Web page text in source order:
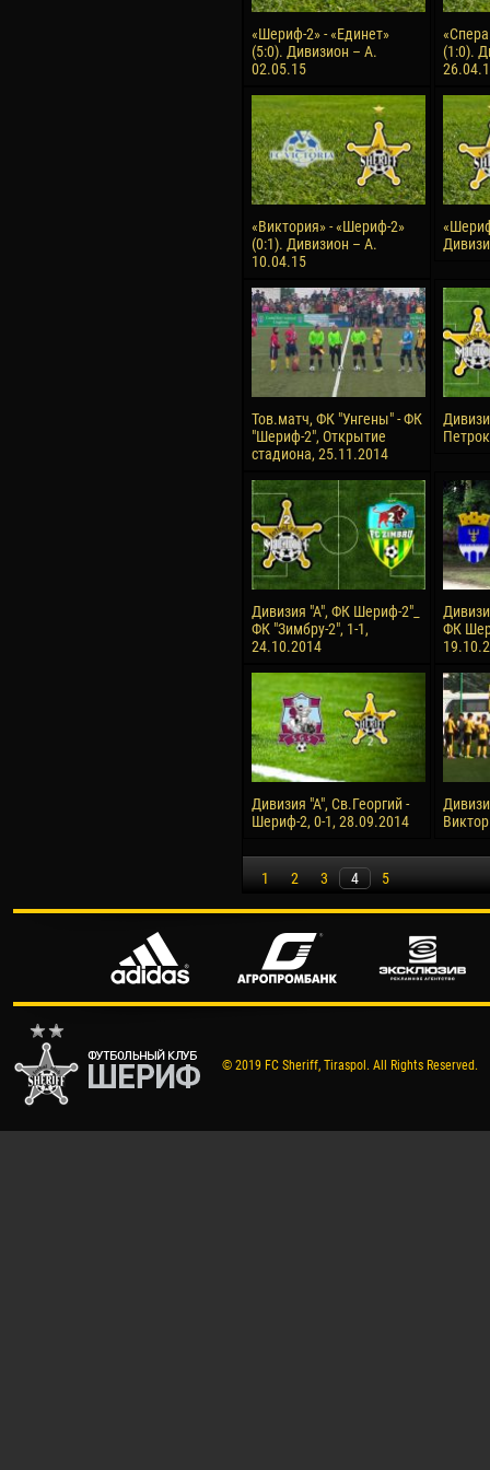
«Шериф-2» - «Единет»
(5:0). Дивизион – А.
02.05.15
(1:0).
«Виктория» - «Шериф-2»
(0:1). Дивизион – А.
10.04.15
Тов.матч, ФК "Унгены" - ФК
"Шериф-2", Открытие
стадиона, 25.11.2014
Дивизия "А", ФК Шериф-2"_
ФК "Зимбру-2", 1-1,
24.10.2014
ФК
Дивизия "А", Св.Георгий -
Шериф-2, 0-1, 28.09.2014
1 2 3 4 5
© 2019 FC Sheriff, Tiraspol. All Rights Reserved.